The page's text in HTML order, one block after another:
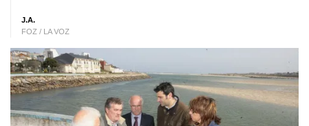
J.A.
FOZ / LA VOZ